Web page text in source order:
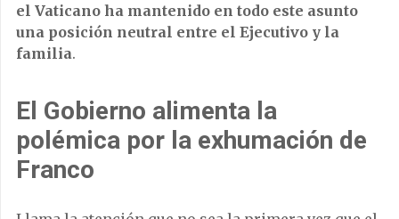
el Vaticano ha mantenido en todo este asunto
una posición neutral entre el Ejecutivo y la
familia.
El Gobierno alimenta la
polémica por la exhumación de
Franco